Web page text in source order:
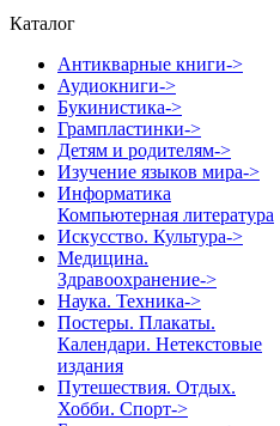
Каталог
Антикварные книги->
Аудиокниги->
Букинистика->
Грампластинки->
Детям и родителям->
Изучение языков мира->
Информатика
Компьютерная литература
Искусство. Культура->
Медицина.
Здравоохранение->
Наука. Техника->
Постеры. Плакаты.
Календари. Нетекстовые
издания
Путешествия. Отдых.
Хобби. Спорт->